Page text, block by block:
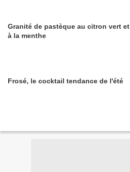
Granité de pastèque au citron vert et
à la menthe
Frosé, le cocktail tendance de l'été